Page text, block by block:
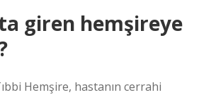
giren hemşireye
Hemşire, hastanın cerrahi